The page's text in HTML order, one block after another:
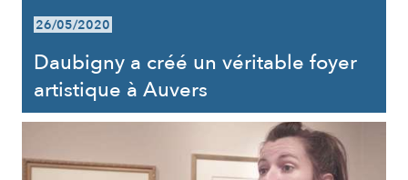
26/05/2020
Daubigny a créé un véritable foyer
artistique à Auvers